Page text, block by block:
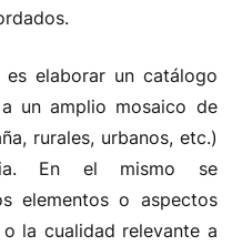
elaborar un catálogo
un amplio mosaico de
rurales, urbanos, etc.)
En el mismo se
elementos o aspectos
la cualidad relevante a